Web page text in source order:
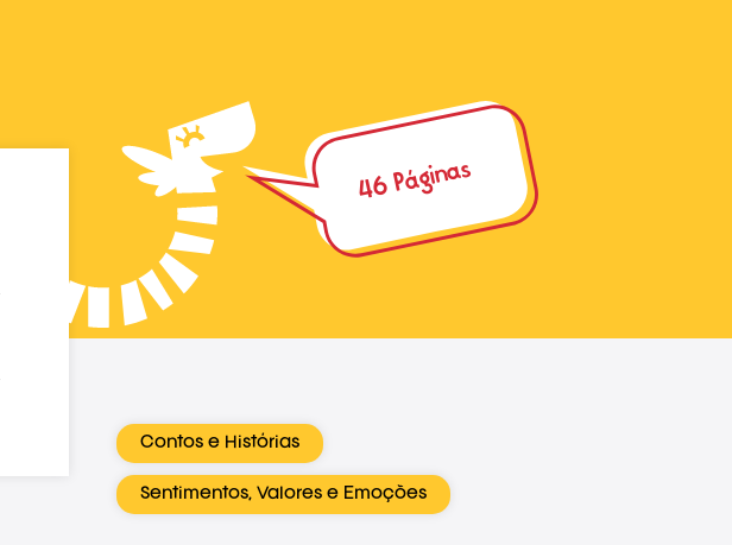
46 Páginas
Contos e Histórias
Sentimentos, Valores e Emoções